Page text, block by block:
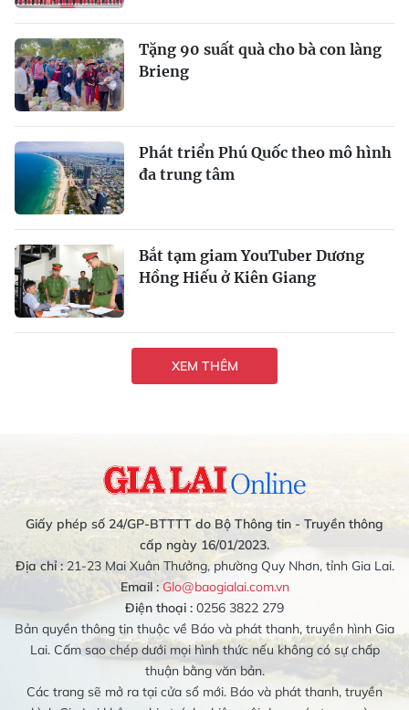
Tặng 90 suất quà cho bà con làng
Brieng
Phát triển Phú Quốc theo mô hình
đa trung tâm
Bắt tạm giam YouTuber Dương
Hồng Hiếu ở Kiên Giang
XEM THÊM
Giấy phép số 24/GP-BTTTT do Bộ Thông tin - Truyền thông
cấp ngày 16/01/2023.
Địa chỉ :21-23 Mai Xuân Thưởng, phường Quy Nhơn, tỉnh Gia Lai.
Email : Glo@baogialai.com.vn
Điện thoại : 0256 3822 279
Bản quyền thông tin thuộc về Báo và phát thanh, truyền hình Gia
Lai. Cấm sao chép dưới mọi hình thức nếu không có sự chấp
thuận bằng văn bản.
Các trang sẽ mở ra tại cửa sổ mới. Báo và phát thanh, truyền